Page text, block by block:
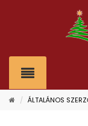
/ ÁLTALÁNOS